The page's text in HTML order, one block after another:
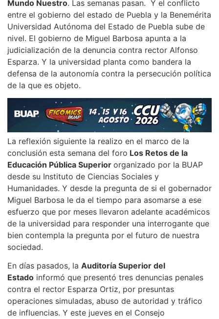
Mundo Nuestro. Las semanas pasan. Y el conflicto
entre el gobierno del estado de Puebla y la Benemérita
Universidad Autónoma del Estado de Puebla sube de
nivel. El gobierno de Miguel Barbosa apunta a la
judicialización de la denuncia contra rector Alfonso
Esparza. Y la universidad planta como bandera la
defensa de la autonomía contra la persecución política
de la que es objeto.
La reflexión siguiente la realizo en el marco de la
conclusión esta semana del foro Los Retos de la
Educación Pública Superior organizado por la BUAP
desde su Instituto de Ciencias Sociales y
Humanidades. Y desde la pregunta de si el gobernador
Miguel Barbosa le da el tiempo para asomarse a ese
esfuerzo que por meses llevaron adelante académicos
de la universidad para responder una interrogante que
bien contempla la pregunta por el futuro de nuestra
sociedad.
En días pasados, la Auditoría Superior del
Estado informó que presentó tres denuncias penales
contra el rector Esparza Ortiz, por presuntas
operaciones simuladas, abuso de autoridad y tráfico
de influencias. Y este jueves en el Consejo